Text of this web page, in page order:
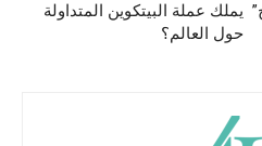
يملك عملة البيتكوين المتداولة
حول العالم؟